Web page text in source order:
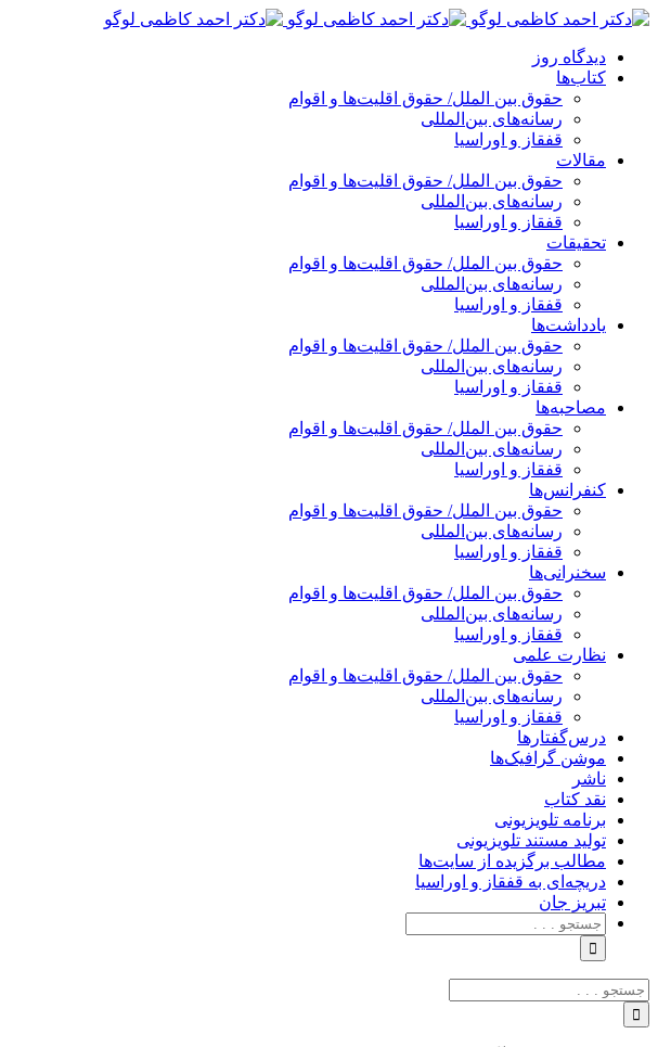
پرش
محتوا
دیدگاه روز
کتاب‌ها
حقوق بین الملل/ حقوق اقلیت‌ها و اقوام
رسانه‌های بین‌المللی
قفقاز و اوراسیا
مقالات
حقوق بین الملل/ حقوق اقلیت‌ها و اقوام
رسانه‌های بین‌المللی
قفقاز و اوراسیا
تحقیقات
حقوق بین الملل/ حقوق اقلیت‌ها و اقوام
رسانه‌های بین‌المللی
قفقاز و اوراسیا
یادداشت‌ها
حقوق بین الملل/ حقوق اقلیت‌ها و اقوام
رسانه‌های بین‌المللی
قفقاز و اوراسیا
مصاحبه‌ها
حقوق بین الملل/ حقوق اقلیت‌ها و اقوام
رسانه‌های بین‌المللی
قفقاز و اوراسیا
کنفرانس‌ها
حقوق بین الملل/ حقوق اقلیت‌ها و اقوام
رسانه‌های بین‌المللی
قفقاز و اوراسیا
سخنرانی‌ها
حقوق بین الملل/ حقوق اقلیت‌ها و اقوام
رسانه‌های بین‌المللی
قفقاز و اوراسیا
نظارت علمی
حقوق بین الملل/ حقوق اقلیت‌ها و اقوام
رسانه‌های بین‌المللی
قفقاز و اوراسیا
درس‌گفتارها
موشن گرافیک‌ها
ناشر
نقد کتاب
برنامه‌ تلویزیونی
تولید مستند تلویزیونی
مطالب برگزیده از سایت‌ها
دریچه‌ای به قفقاز و اوراسیا
تبریزِ جان
جستجو
برای:
جستجو
برای: